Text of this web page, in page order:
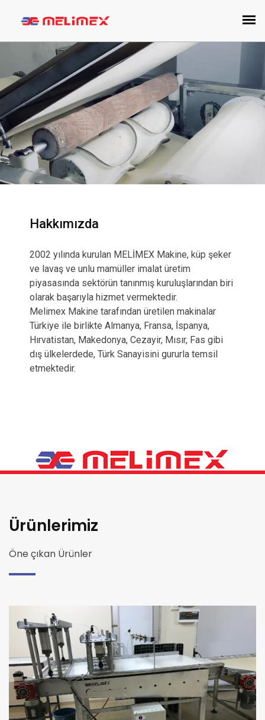
Hakkımızda
2002 yılında kurulan MELİMEX Makine, küp şeker
ve lavaş ve unlu mamüller imalat üretim
piyasasında sektörün tanınmış kuruluşlarından biri
olarak başarıyla hizmet vermektedir.
Melimex Makine tarafından üretilen makinalar
Türkiye ile birlikte Almanya, Fransa, İspanya,
Hırvatistan, Makedonya, Cezayir, Mısır, Fas gibi
dış ülkelerdede, Türk Sanayisini gururla temsil
etmektedir.
Ürünlerimiz
Öne çıkan Ürünler